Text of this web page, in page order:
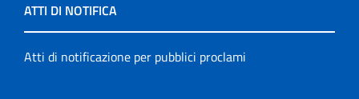
ATTI DI NOTIFICA
Atti di notificazione per pubblici proclami